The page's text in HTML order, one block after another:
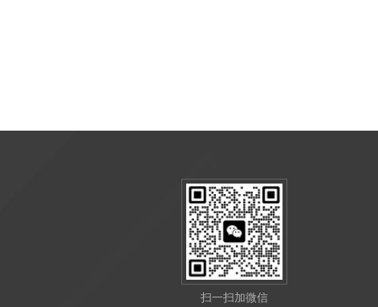
扫一扫加微信